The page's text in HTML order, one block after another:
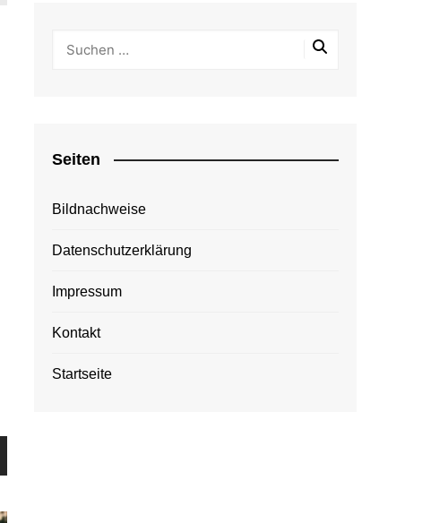
Seiten
Bildnachweise
Datenschutzerklärung
Impressum
Kontakt
Startseite